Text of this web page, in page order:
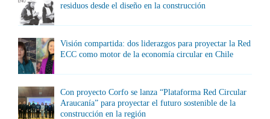
residuos desde el diseño en la construcción
Visión compartida: dos liderazgos para proyectar la Red
ECC como motor de la economía circular en Chile
Con proyecto Corfo se lanza “Plataforma Red Circular
Araucanía” para proyectar el futuro sostenible de la
construcción en la región